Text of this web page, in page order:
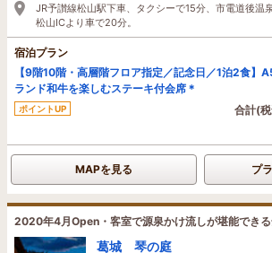
JR予讃線松山駅下車、タクシーで15分、市電道後温
松山ICより車で20分。
宿泊プラン
【9階10階・高層階フロア指定／記念日／1泊2食】
ランド和牛を楽しむステーキ付会席＊
ポイントUP 合計(
MAPを見る プ
2020年4月Open・客室で源泉かけ流しが堪能でき
葛城 琴の庭